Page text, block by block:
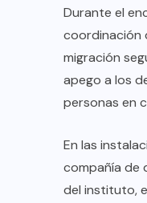
Durante el
coordinación
migración
apego a los
personas en
En las
compañía de
del instituto,